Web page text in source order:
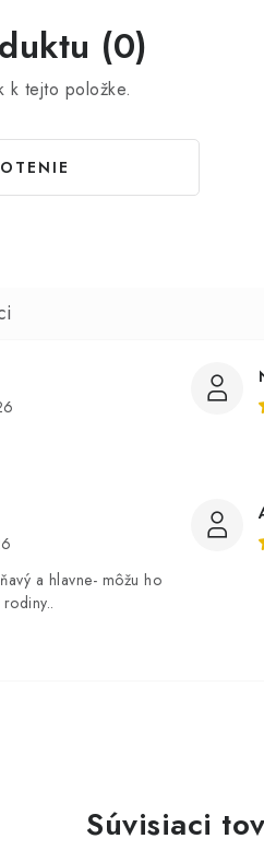
(0)
k tejto položke.
a hlavne- môžu ho
Súvisiaci